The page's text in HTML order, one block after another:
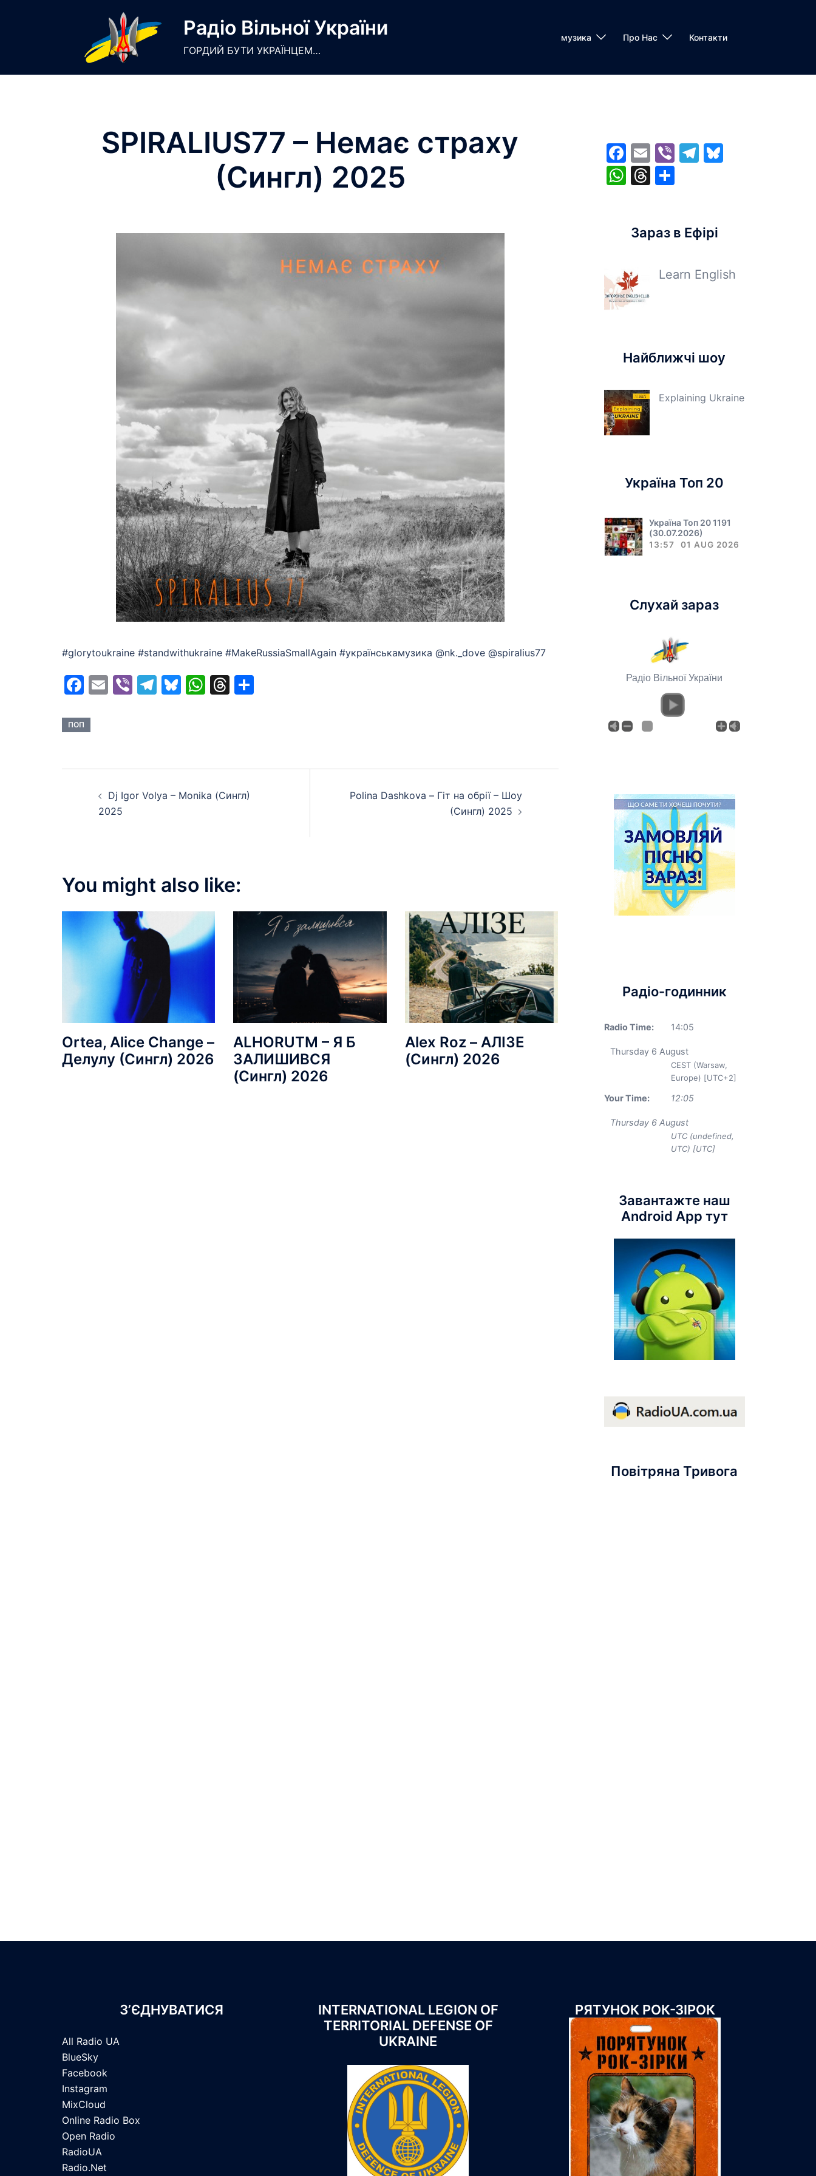
Радіо Вільної України
ГОРДИЙ БУТИ УКРАЇНЦЕМ…
музика Про Нас Контакти
SPIRALIUS77 – Немає страху
(Сингл) 2025
#glorytoukraine #standwithukraine #MakeRussiaSmallAgain #українськамузика @nk._dove @spiralius77
Facebook
EmailViberTelegram
Bluesky
WhatsApp
Threads
ПОП
navigation
Dj Igor Volya – Monika (Сингл)
2025
Polina Dashkova – Гіт на обрії – Шоу
(Сингл) 2025
You might also like:
Ortea, Alice Change –
Делулу (Сингл) 2026
ALHORUTM – Я Б
ЗАЛИШИВСЯ
(Сингл) 2026
Alex Roz – АЛІЗЕ
(Сингл) 2026
Facebook
EmailViberTelegram
Bluesky
WhatsApp
Threads
Share
Зараз в Ефірі
Learn English
Найближчі шоу
Explaining Ukraine
Україна Топ 20
Україна Топ 20 1191
(30.07.2026)
13:57 01 AUG 2026
Слухай зараз
Радіо Вільної України
Радіо-годинник
Radio Time: 14:05
Thursday 6 August
CEST (Warsaw,
Europe) [UTC+2]
Your Time: 12:05
Thursday 6 August
UTC (undefined,
UTC) [UTC]
Завантажте наш
Android App тут
Повітряна Тривога
З’ЄДНУВАТИСЯ
All Radio UA
BlueSky
Facebook
Instagram
MixCloud
Online Radio Box
Open Radio
RadioUA
Radio.Net
INTERNATIONAL LEGION OF
TERRITORIAL DEFENSE OF
UKRAINE
РЯТУНОК РОК-ЗІРОК